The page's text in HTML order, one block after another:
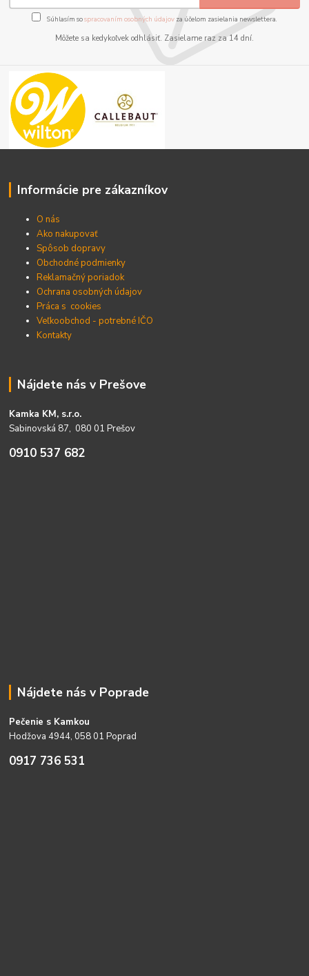
Súhlasím sospracovaním osobných údajov za účelom zasielania newslettera.
Môžete sa kedykoľvek odhlásiť. Zasielame raz za 14 dní.
Informácie pre zákazníkov
O nás
Ako nakupovať
Spôsob dopravy
Obchodné podmienky
Reklamačný poriadok
Ochrana osobných údajov
Práca s cookies
Veľkoobchod - potrebné IČO
Kontakty
Nájdete nás v Prešove
Kamka KM, s.r.o.
Sabinovská 87, 080 01 Prešov
0910 537 682
Nájdete nás v Poprade
Pečenie s Kamkou
Hodžova 4944, 058 01 Poprad
0917 736 531